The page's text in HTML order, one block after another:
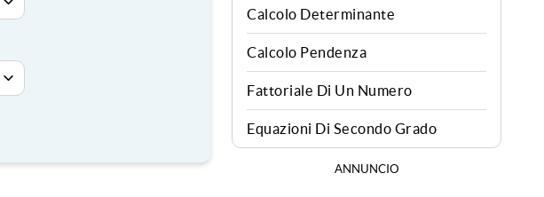
Calcolo Determinante
Calcolo Pendenza
Fattoriale Di Un Numero
Equazioni Di Secondo Grado
ANNUNCIO